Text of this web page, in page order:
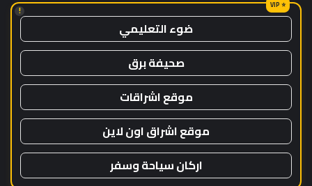
!
ضوء التعليمي
صحيفة برق
موقع اشراقات
موقع اشراق اون لاين
اركان سياحة وسفر